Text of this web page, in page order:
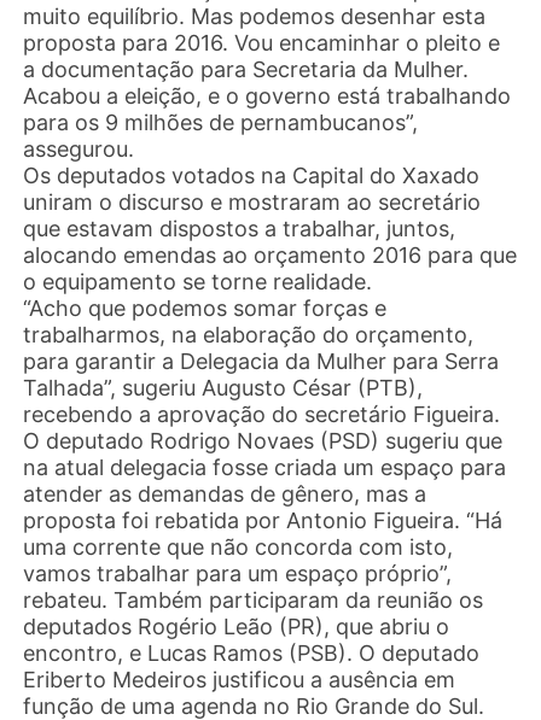
muito equilíbrio. Mas podemos desenhar esta
proposta para 2016. Vou encaminhar o pleito e
a documentação para Secretaria da Mulher.
Acabou a eleição, e o governo está trabalhando
para os 9 milhões de pernambucanos”,
assegurou.
Os deputados votados na Capital do Xaxado
uniram o discurso e mostraram ao secretário
que estavam dispostos a trabalhar, juntos,
alocando emendas ao orçamento 2016 para que
o equipamento se torne realidade.
“Acho que podemos somar forças e
trabalharmos, na elaboração do orçamento,
para garantir a Delegacia da Mulher para Serra
Talhada”, sugeriu Augusto César (PTB),
recebendo a aprovação do secretário Figueira.
O deputado Rodrigo Novaes (PSD) sugeriu que
na atual delegacia fosse criada um espaço para
atender as demandas de gênero, mas a
proposta foi rebatida por Antonio Figueira. “Há
uma corrente que não concorda com isto,
vamos trabalhar para um espaço próprio”,
rebateu. Também participaram da reunião os
deputados Rogério Leão (PR), que abriu o
encontro, e Lucas Ramos (PSB). O deputado
Eriberto Medeiros justificou a ausência em
função de uma agenda no Rio Grande do Sul.